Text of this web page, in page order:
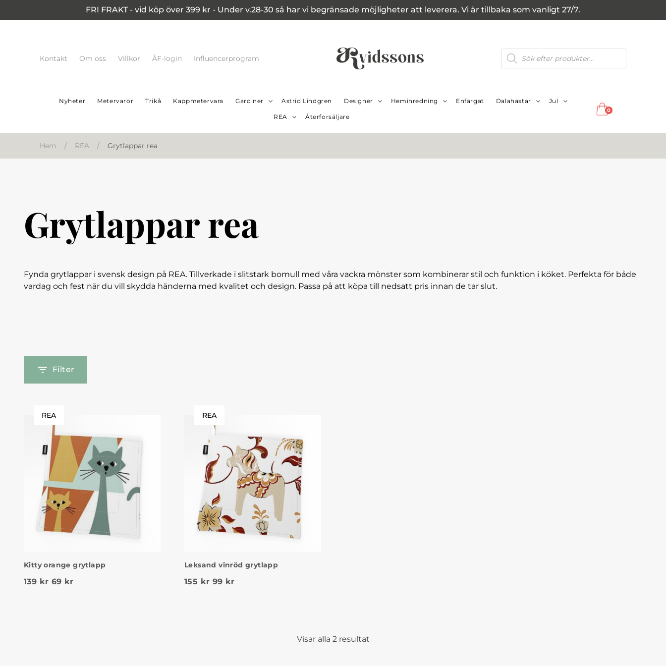
FRI FRAKT - vid köp över 399 kr - Under v.28-30 så har vi begränsade möjligheter att leverera. Vi är tillbaka som vanligt 27/7.
Kontakt Om oss Villkor ÅF-login Influencerprogram
Produktsökning
Nyheter Metervaror Trikå Kappmetervara Gardiner Astrid Lindgren Designer Heminredning Enfärgat Dalahästar Jul
REA Återforsäljare
0
Hem / REA / Grytlappar rea
Grytlappar rea
Fynda grytlappar i svensk design på REA. Tillverkade i slitstark bomull med våra vackra mönster som kombinerar stil och funktion i köket. Perfekta för både
vardag och fest när du vill skydda händerna med kvalitet och design. Passa på att köpa till nedsatt pris innan de tar slut.
Filter
REA
Kitty orange grytlapp
139kr Det ursprungliga priset var: 139 kr.
69 krDet nuvarande priset är: 69 kr.
REA
Leksand vinröd grytlapp
155kr Det ursprungliga priset var: 155 kr.
99 krDet nuvarande priset är: 99 kr.
Visar alla 2 resultat